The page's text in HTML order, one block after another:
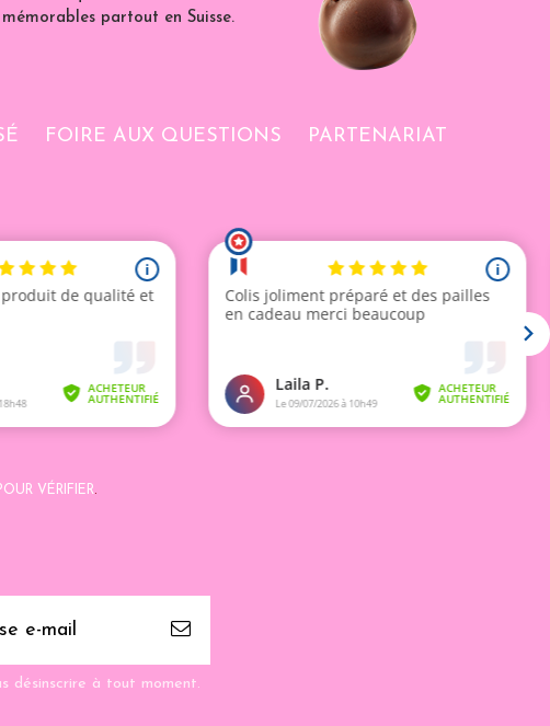
partout en Suisse.
FOIRE AUX QUESTIONS
PARTENARIAT
VÉRIFIER.
désinscrire à tout moment.